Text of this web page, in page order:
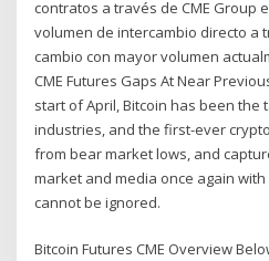
contratos a través de CME Group
volumen de intercambio directo a
cambio con mayor volumen
CME Futures Gaps At Near
start of April, Bitcoin has been the
industries, and the first-ever
from bear market lows, and
market and media once again
cannot be ignored.
Bitcoin Futures CME Overview